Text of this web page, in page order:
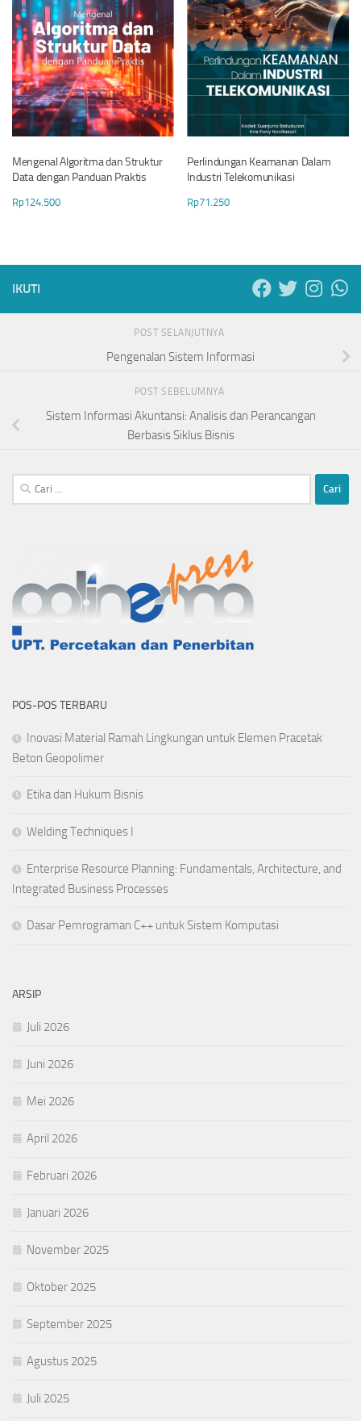
Mengenal Algoritma dan Struktur
Data dengan Panduan Praktis
Rp124.500
Perlindungan Keamanan Dalam
Industri Telekomunikasi
Rp71.250
IKUTI
POST SELANJUTNYA
Pengenalan Sistem Informasi
POST SEBELUMNYA
Sistem Informasi Akuntansi: Analisis dan Perancangan
Berbasis Siklus Bisnis
Cari
untuk:
POS-POS TERBARU
Inovasi Material Ramah Lingkungan untuk Elemen Pracetak
Beton Geopolimer
Etika dan Hukum Bisnis
Welding Techniques I
Enterprise Resource Planning: Fundamentals, Architecture, and
Integrated Business Processes
Dasar Pemrograman C++ untuk Sistem Komputasi
ARSIP
Juli 2026
Juni 2026
Mei 2026
April 2026
Februari 2026
Januari 2026
November 2025
Oktober 2025
September 2025
Agustus 2025
Juli 2025